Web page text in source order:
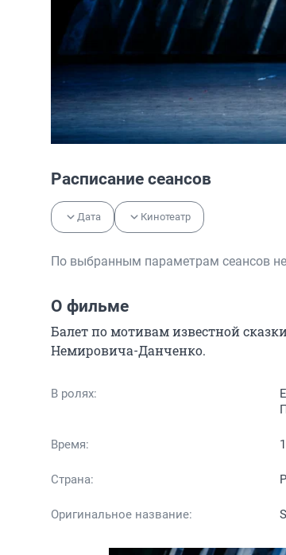
Расписание сеансов
Дата Кинотеатр
По выбранным параметрам сеансов
О фильме
Балет по мотивам известной
Немировича-Данченко.
В ролях:
Время:
Страна:
Оригинальное название: